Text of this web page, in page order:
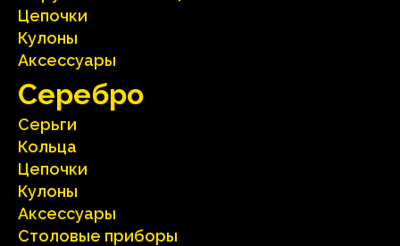
Цепочки
Кулоны
Аксесcуары
Серебрo
Серьги
Кольца
Цепочки
Кулоны
Аксесcуары
Столовые приборы